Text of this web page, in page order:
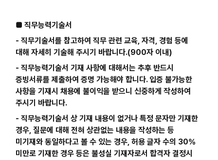
■ 직무능력기술서
- 직무기술서를 참고하여 직무 관련 교육, 자격, 경험 등에
대해 자세히 기술해 주시기 바랍니다.(900자 이내)
- 직무능력기술서 기재 사항에 대해서는 추후 반드시
증빙서류를 제출하여 증명 가능해야 합니다. 입증 불가능한
사항을 기재시 채용에 불이익을 받으니 신중하게 작성하여
주시기 바랍니다.
- 직무능력기술서 상 기재 내용이 없거나 특정 문자만 기재한
경우, 질문에 대해 전혀 상관없는 내용을 작성하는 등
미기재와 동일하다고 볼 수 있는 경우, 허용 글자 수의 30%
미만로 기재한 경우 등은 불성실 기재자로서 합격자 결정시